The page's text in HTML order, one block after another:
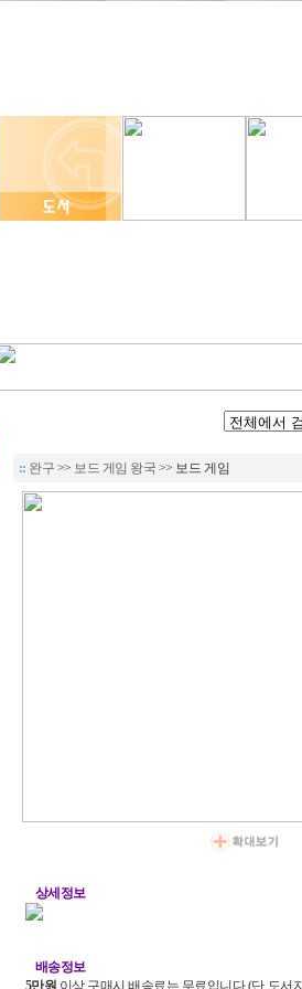
:: 완구 >> 보드 게임 왕국 >> 보드 게임
상세정보
배송정보
5만원 이상 구매시 배송료는 무료입니다.(단 도서